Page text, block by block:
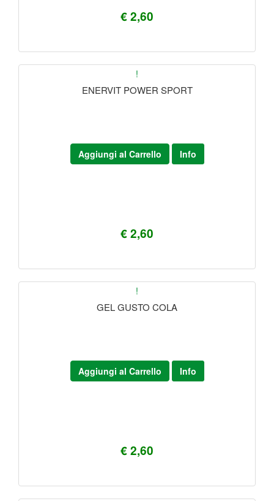
€ 2,60
!
ENERVIT POWER SPORT
€ 2,60
Aggiungi al Carrello Info
!
GEL GUSTO COLA
€ 2,60
Aggiungi al Carrello Info